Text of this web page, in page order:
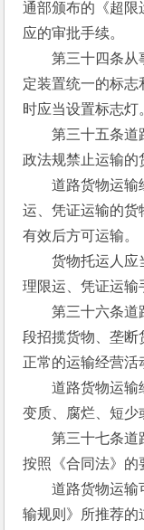
通部颁布的《超限
应的审批手续。
第三十四条从事
定装置统一的标志
时应当设置标志灯
第三十五条道路
政法规禁止运输的
道路货物运输经
运、凭证运输的货
有效后方可运输。
货物托运人应当
理限运、凭证运输
第三十六条道路
段招揽货物、垄断
正常的运输经营活
道路货物运输经
变质、腐烂、短少
第三十七条道路
按照《合同法》的
道路货物运输可
输规则》所推荐的